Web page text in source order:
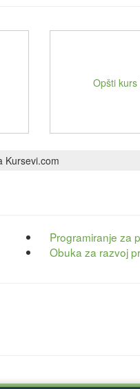
Opšti
Kursevi.com
Programiranje za
Obuka za razvoj